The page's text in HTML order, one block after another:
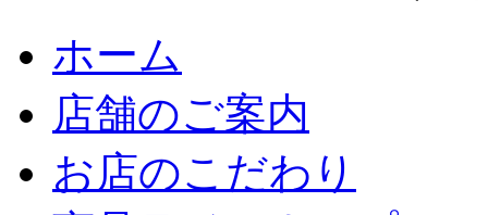
ホーム
店舗のご案内
お店のこだわり